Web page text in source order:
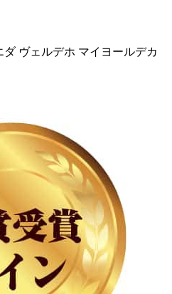
ヴェルデホ マイヨールデカ